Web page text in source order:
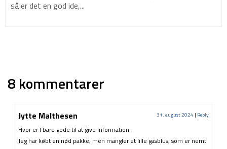
så er det en god ide,...
8 kommentarer
Jytte Malthesen 31. august 2024 | Reply
Hvor er I bare gode til at give information.
Jeg har købt en nød pakke, men mangler et lille gasblus, som er nemt